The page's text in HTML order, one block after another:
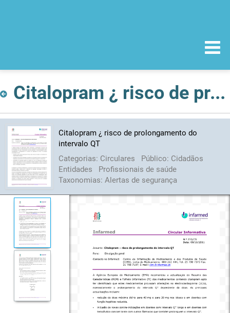
Citalopram ¿ risco de prolongamento do intervalo QT
Citalopram ¿ risco de prolongamento do
intervalo QT
Categorias: Circulares Público: Cidadãos
Entidades
Profissionais de saúde
Taxonomias: Alertas de segurança